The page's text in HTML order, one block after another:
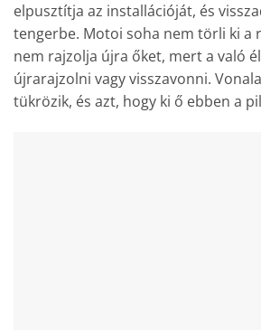
elpusztítja az installációját, és
tengerbe. Motoi soha nem törli ki a
nem rajzolja újra őket, mert a való
újrarajzolni vagy visszavonni.
tükrözik, és azt, hogy ki ő ebben a